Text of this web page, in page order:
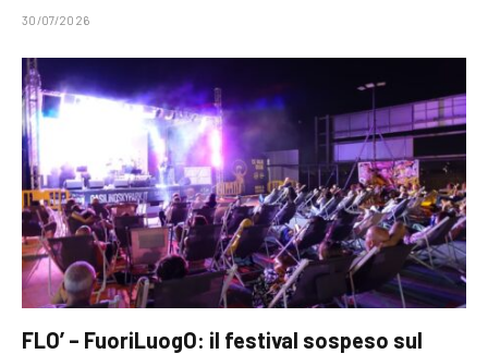
30/07/2026
FLO’ – FuoriLuogO: il festival sospeso sul